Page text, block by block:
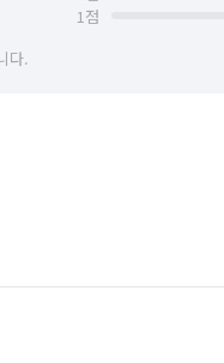
1점
다.